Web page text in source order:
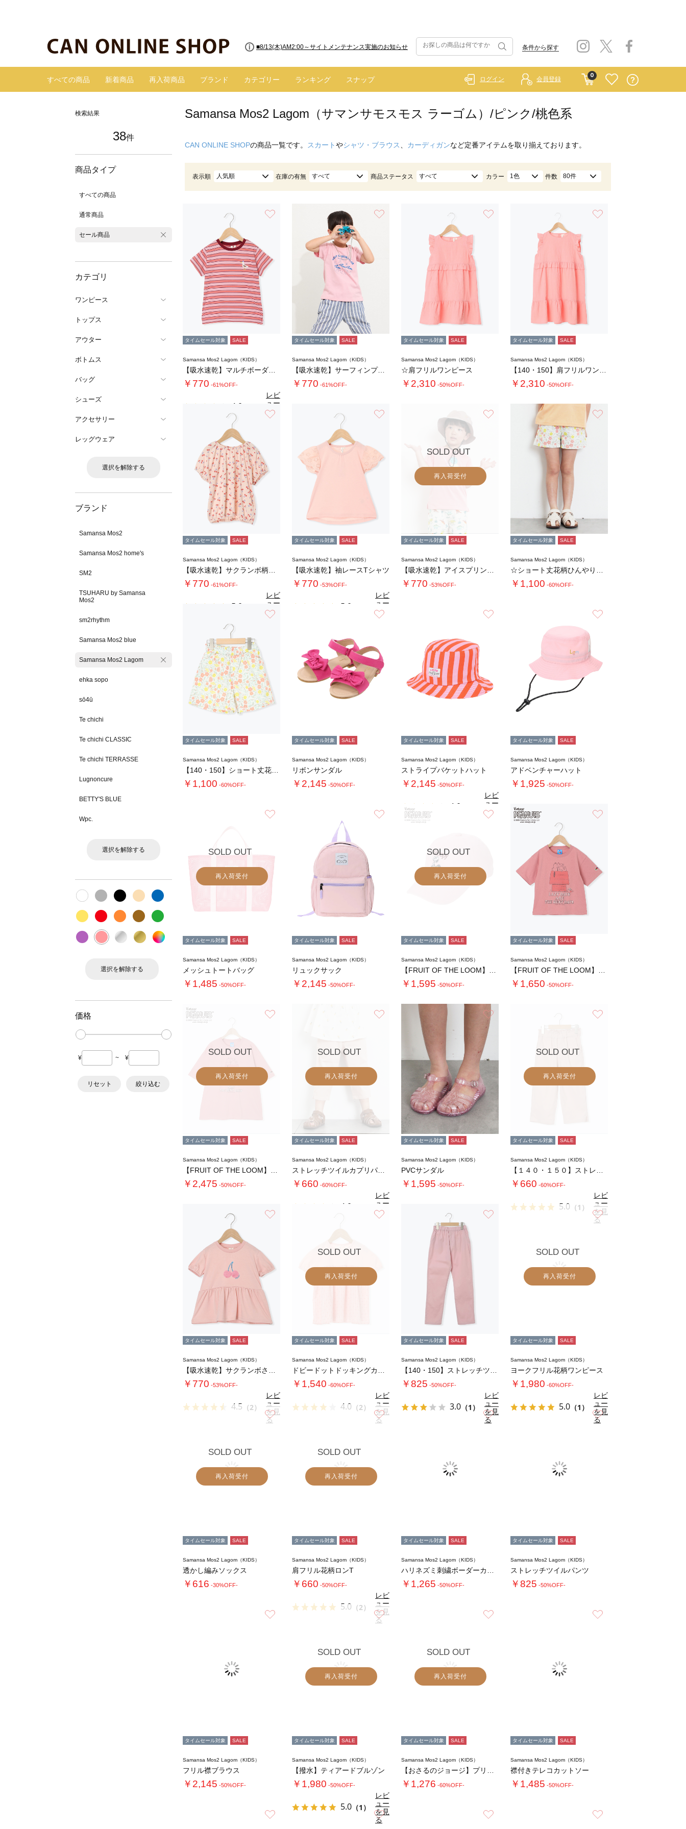
■【お知らせ】ヤマト運輸の配送遅延・停止について 条件から探す
すべての商品 新着商品 再入荷商品 ブランド カテゴリー ランキング スナップ
0
ログイン 会員登録
検索結果
38件
商品タイプ
すべての商品
通常商品
セール商品
カテゴリ
ワンピース
トップス
アウター
ボトムス
バッグ
シューズ
アクセサリー
レッグウェア
選択を解除する
ブランド
Samansa Mos2
Samansa Mos2 home's
SM2
TSUHARU by Samansa
Mos2
sm2rhythm
Samansa Mos2 blue
Samansa Mos2 Lagom
ehka sopo
sō4ū
Te chichi
Te chichi CLASSIC
Te chichi TERRASSE
Lugnoncure
BETTY'S BLUE
Wpc.
選択を解除する
選択を解除する
価格
¥ ~ ¥
リセット 絞り込む
Samansa Mos2 Lagom（サマンサモスモス ラーゴム）/ピンク/桃色系
CAN ONLINE SHOPの商品一覧です。 スカートやシャツ・ブラウス カーディガンなど定番アイテムを取り揃えております。
表示順 人気順 在庫の有無 すべて 商品ステータス すべて カラー 1色 件数 80件
タイムセール対象 SALE
Samansa Mos2 Lagom（KIDS）
￥770 -61%OFF-
4.0
レビ
ュー
を見
る
タイムセール対象 SALE
Samansa Mos2 Lagom（KIDS）
【吸水速乾】サーフィンプリントTシャツ
￥770 -61%OFF-
タイムセール対象 SALE
Samansa Mos2 Lagom（KIDS）
☆肩フリルワンピース
￥2,310 -50%OFF-
タイムセール対象 SALE
Samansa Mos2 Lagom（KIDS）
￥2,310 -50%OFF-
タイムセール対象 SALE
Samansa Mos2 Lagom（KIDS）
￥770 -61%OFF-
5.0
レビ
ュー
を見
る
タイムセール対象 SALE
Samansa Mos2 Lagom（KIDS）
【吸水速乾】袖レースTシャツ
￥770 -53%OFF-
5.0
レビ
ュー
を見
る
SOLD OUT
再入荷受付
タイムセール対象 SALE
Samansa Mos2 Lagom（KIDS）
￥770 -53%OFF-
タイムセール対象 SALE
Samansa Mos2 Lagom（KIDS）
￥1,100 -60%OFF-
タイムセール対象 SALE
Samansa Mos2 Lagom（KIDS）
￥1,100 -60%OFF-
タイムセール対象 SALE
Samansa Mos2 Lagom（KIDS）
リボンサンダル
￥2,145 -50%OFF-
タイムセール対象 SALE
Samansa Mos2 Lagom（KIDS）
ストライプバケットハット
￥2,145 -50%OFF-
4.0
レビ
ュー
を見
る
タイムセール対象 SALE
Samansa Mos2 Lagom（KIDS）
アドベンチャーハット
￥1,925 -50%OFF-
SOLD OUT
再入荷受付
タイムセール対象 SALE
Samansa Mos2 Lagom（KIDS）
メッシュトートバッグ
￥1,485 -50%OFF-
お気に入り
タイムセール対象 SALE
Samansa Mos2 Lagom（KIDS）
リュックサック
￥2,145 -50%OFF-
お気に入り
SOLD OUT
再入荷受付
タイムセール対象 SALE
Samansa Mos2 Lagom（KIDS）
￥1,595 -50%OFF-
タイムセール対象 SALE
Samansa Mos2 Lagom（KIDS）
￥1,650 -50%OFF-
SOLD OUT
再入荷受付
タイムセール対象 SALE
Samansa Mos2 Lagom（KIDS）
￥2,475 -50%OFF-
SOLD OUT
再入荷受付
タイムセール対象 SALE
Samansa Mos2 Lagom（KIDS）
￥660 -60%OFF-
4.0
レビ
ュー
を見
る
タイムセール対象 SALE
Samansa Mos2 Lagom（KIDS）
PVCサンダル
￥1,595 -50%OFF-
SOLD OUT
再入荷受付
タイムセール対象 SALE
Samansa Mos2 Lagom（KIDS）
￥660 -60%OFF-
5.0 （1）
レビ
ュー
を見
る
タイムセール対象 SALE
Samansa Mos2 Lagom（KIDS）
￥770 -53%OFF-
4.5 （2）
レビ
ュー
を見
る
SOLD OUT
再入荷受付
タイムセール対象 SALE
Samansa Mos2 Lagom（KIDS）
￥1,540 -60%OFF-
4.0 （2）
レビ
ュー
を見
る
お気に入り
タイムセール対象 SALE
Samansa Mos2 Lagom（KIDS）
￥825 -50%OFF-
3.0 （1）
レビ
ュー
を見
る
お気に入り
SOLD OUT
再入荷受付
タイムセール対象 SALE
Samansa Mos2 Lagom（KIDS）
ヨークフリル花柄ワンピース
￥1,980 -60%OFF-
5.0 （1）
レビ
ュー
を見
る
お気に入り
SOLD OUT
再入荷受付
タイムセール対象 SALE
Samansa Mos2 Lagom（KIDS）
透かし編みソックス
￥616 -30%OFF-
お気に入り
SOLD OUT
再入荷受付
タイムセール対象 SALE
Samansa Mos2 Lagom（KIDS）
肩フリル花柄ロンT
￥660 -50%OFF-
5.0 （2）
レビ
ュー
を見
る
お気に入り
タイムセール対象 SALE
Samansa Mos2 Lagom（KIDS）
￥1,265 -50%OFF-
お気に入り
タイムセール対象 SALE
Samansa Mos2 Lagom（KIDS）
ストレッチツイルパンツ
￥825 -50%OFF-
お気に入り
タイムセール対象 SALE
Samansa Mos2 Lagom（KIDS）
フリル襟ブラウス
￥2,145 -50%OFF-
お気に入り
SOLD OUT
再入荷受付
タイムセール対象 SALE
Samansa Mos2 Lagom（KIDS）
【撥水】ティアードブルゾン
￥1,980 -50%OFF-
5.0 （1）
レビ
ュー
を見
る
SOLD OUT
再入荷受付
タイムセール対象 SALE
Samansa Mos2 Lagom（KIDS）
￥1,276 -60%OFF-
タイムセール対象 SALE
Samansa Mos2 Lagom（KIDS）
襟付きテレコカットソー
￥1,485 -50%OFF-
お気に入り お気に入り